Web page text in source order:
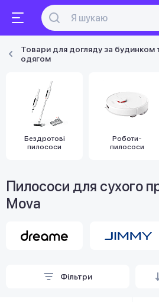
Товари для догляду за будинком
одягом
Бездротові
пилососи
Роботи-
пилососи
Пилососи для сухого
Mova
Фільтри